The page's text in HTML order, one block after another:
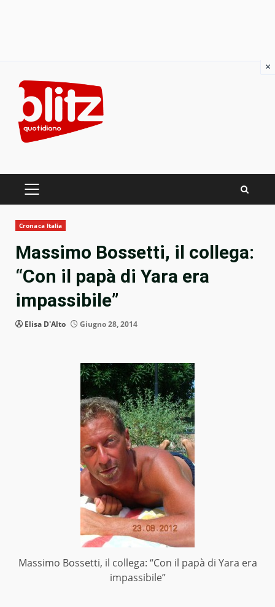
content
PRIMARY
Cronaca Italia
Massimo Bossetti, il collega:
“Con il papà di Yara era
impassibile”
Elisa D'Alto Giugno 28, 2014
Massimo Bossetti, il collega: “Con il papà di Yara era
impassibile”
×